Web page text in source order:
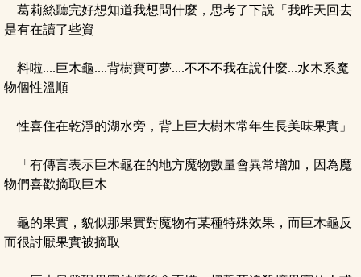
葛莉絲聽完好想知道我想問什麼，思考了下說「我昨天回去
是有在讀了些資
料啦....巨木龜....背樹寶可夢....不不不我在說什麼...水木系魔
物個性溫順
性喜住在乾淨的湖水旁，背上巨大樹木常年生長美味果實」
「有傳言表示巨木龜在的地方魔物數量會異常增加，因為魔
物們喜歡摘取巨木
龜的果實，貌似那果實對魔物有某種特殊效果，而巨木龜反
而很討厭果實被摘取